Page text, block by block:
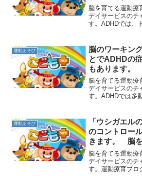
育センター 放
スのチャイル
脳を育てる運動
デイサービスのチ
す。ADHDでは、
性」「衝動性」と
こるとされていま
運動あそび
脳のワーキン
とでADHDの
もあります。
育センター 放
スのチャイル
脳を育てる運動
デイサービスのチ
す。ADHDでは多
っかりミスは不
く、脳のワーキ
運動あそび
「ウシガエル
のコントロー
きます。 脳
ンター 放課後
チャイルド・
脳を育てる運動
デイサービスのチ
す。運動療育プロ